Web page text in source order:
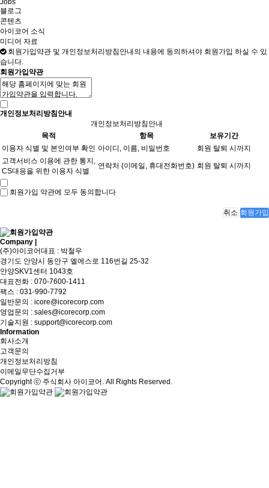
Jobs
블로그
콘텐츠
아이코어 소식
미디어 자료
회원가입약관 및 개인정보처리방침안내의 내용에 동의하셔야 회원가입 하실 수 있
습니다.
회원가입약관
개인정보처리방침안내
개인정보처리방침안내
목적
항목
보유기간
이용자 식별 및 본인여부 확인 아이디, 이름, 비밀번호
회원 탈퇴 시까지
고객서비스 이용에 관한 통지,
CS대응을 위한 이용자 식별
연락처 (이메일, 휴대전화번호) 회원 탈퇴 시까지
회원가입 약관에 모두 동의합니다
취소 회원가입
Company |
(주)아이코어대표 : 박철우
경기도 안양시 동안구 엘에스로 116번길 25-32
안양SKV1센터 1043호
대표전화 : 070-7600-1411
팩스 : 031-990-7792
일반문의 : icore@icorecorp.com
영업문의 : sales@icorecorp.com
기술지원 : support@icorecorp.com
Information
회사소개
고객문의
개인정보처리방침
이메일무단수집거부
Copyright ⓒ 주식회사 아이코어. All Rights Reserved.